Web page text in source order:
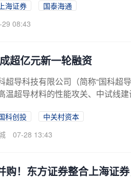
上海证券
国泰海通
29 08:43
超亿元新一轮融资
超导科技有限公司（简称“国科超
温超导材料的性能攻关、中试线
科创投
中关村资本
07-28 13:43
购！东方证券整合上海证